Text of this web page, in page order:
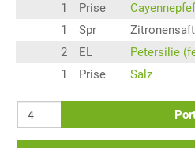
1
Prise
1
Spr
Zitronensaft
2
EL
Petersilie
1
Prise Salz